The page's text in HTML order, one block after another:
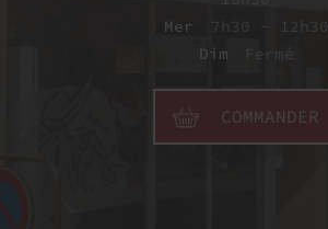
Mer
7h30 - 12h30
Dim
Fermé
COMMANDER